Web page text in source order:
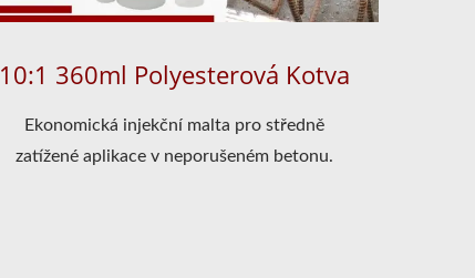
10:1 360ml Polyesterová Kotva
Ekonomická injekční malta pro středně
zatížené aplikace v neporušeném betonu.